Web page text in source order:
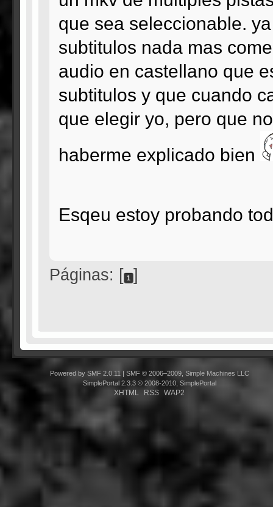
que sea seleccionable.
subtitulos nada mas
audio en castellano que
subtitulos y que cuando
que elegir yo, pero que
haberme explicado bien
Esqeu estoy probando
Páginas: [ 1 ]
Powered by SMF 2.0.11
SMF © 2006–2009, Simple Machines LLC
SimplePortal 2.3.3 © 2008-2010, SimplePortal
XHTML RSS WAP2